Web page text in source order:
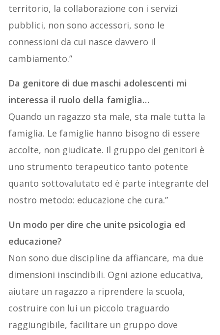
territorio, la collaborazione con i servizi
pubblici, non sono accessori, sono le
connessioni da cui nasce davvero il
cambiamento.”
Da genitore di due maschi adolescenti mi
interessa il ruolo della famiglia…
Quando un ragazzo sta male, sta male tutta la
famiglia. Le famiglie hanno bisogno di essere
accolte, non giudicate. Il gruppo dei genitori è
uno strumento terapeutico tanto potente
quanto sottovalutato ed è parte integrante del
nostro metodo: educazione che cura.”
Un modo per dire che unite psicologia ed
educazione?
Non sono due discipline da affiancare, ma due
dimensioni inscindibili. Ogni azione educativa,
aiutare un ragazzo a riprendere la scuola,
costruire con lui un piccolo traguardo
raggiungibile, facilitare un gruppo dove